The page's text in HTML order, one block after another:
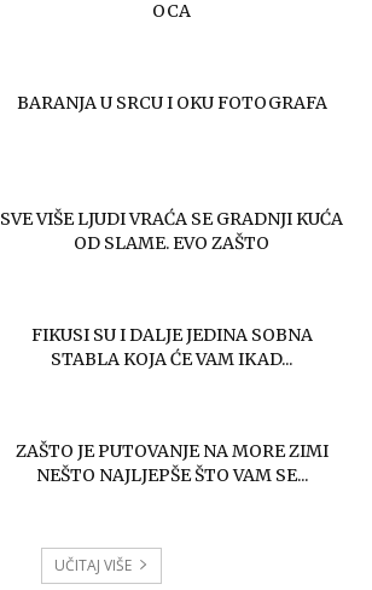
OCA
BARANJA U SRCU I OKU FOTOGRAFA
SVE VIŠE LJUDI VRAĆA SE GRADNJI KUĆA
OD SLAME. EVO ZAŠTO
FIKUSI SU I DALJE JEDINA SOBNA
STABLA KOJA ĆE VAM IKAD...
ZAŠTO JE PUTOVANJE NA MORE ZIMI
NEŠTO NAJLJEPŠE ŠTO VAM SE...
UČITAJ VIŠE